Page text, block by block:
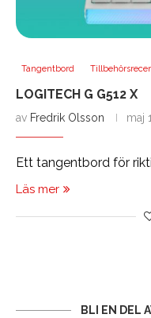
Tangentbord
LOGITECH G G512 X
av Fredrik Olsson maj
Ett tangentbord för
Läs mer
BLI EN DEL